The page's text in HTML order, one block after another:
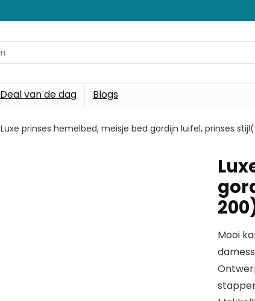
Deal van de dag Blogs
Luxe prinses hemelbed, meisje bed gordijn luifel, prinses
Mooi